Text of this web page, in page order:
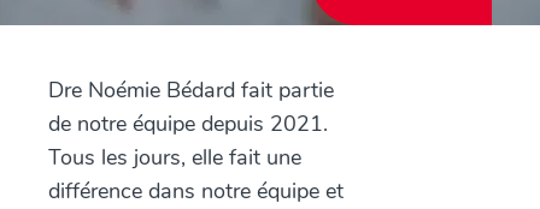
Dre Noémie Bédard fait partie
de notre équipe depuis 2021.
Tous les jours, elle fait une
différence dans notre équipe et